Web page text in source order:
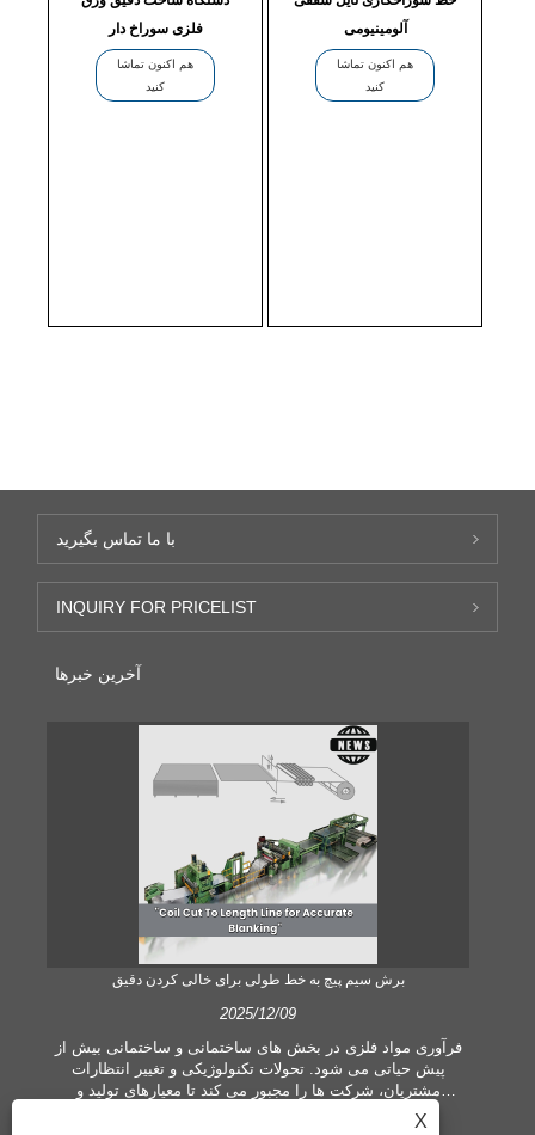
فلزی سوراخ دار
هم اکنون تماشا
کنید
آلومینیومی
هم اکنون تماشا
کنید
X
با ما تماس بگیرید
INQUIRY FOR PRICELIST
آخرین خبرها
برش سیم پیچ به خط طولی برای خالی کردن دقیق
2025/12/09
فرآوری مواد فلزی در بخش های ساختمانی و ساختمانی بیش از
پیش حیاتی می شود. تحولات تکنولوژیکی و تغییر انتظارات
مشتریان، شرکت ها را مجبور می کند تا معیارهای تولید و
تقاضاهای کیفیت بیشتری را برآورده کنند. تکنیک‌های مرسوم